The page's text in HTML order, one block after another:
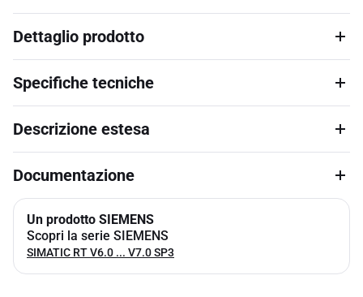
Dettaglio prodotto
Specifiche tecniche
Descrizione estesa
Documentazione
Un prodotto SIEMENS
Scopri la serie SIEMENS
SIMATIC RT V6.0 ... V7.0 SP3